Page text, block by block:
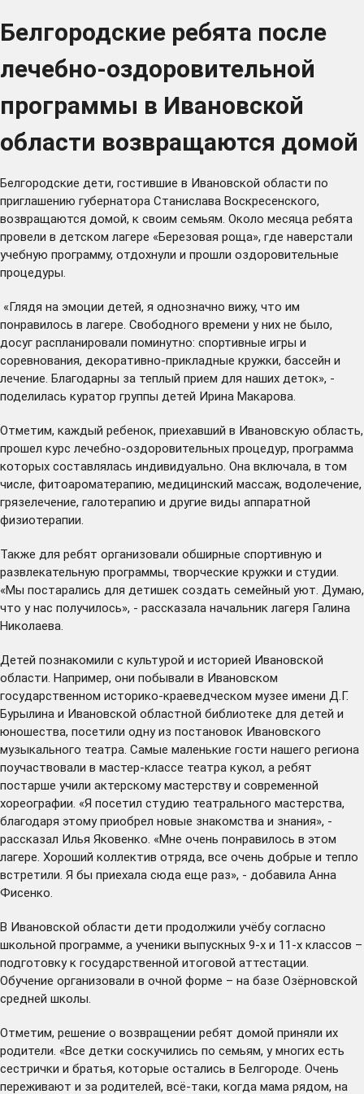
Белгородские ребята после
лечебно-оздоровительной
программы в Ивановской
области возвращаются домой
Белгородские дети, гостившие в Ивановской области по
приглашению губернатора Станислава Воскресенского,
возвращаются домой, к своим семьям. Около месяца ребята
провели в детском лагере «Березовая роща», где наверстали
учебную программу, отдохнули и прошли оздоровительные
процедуры.
«Глядя на эмоции детей, я однозначно вижу, что им
понравилось в лагере. Свободного времени у них не было,
досуг распланировали поминутно: спортивные игры и
соревнования, декоративно-прикладные кружки, бассейн и
лечение. Благодарны за теплый прием для наших деток», -
поделилась куратор группы детей Ирина Макарова.
Отметим, каждый ребенок, приехавший в Ивановскую область,
прошел курс лечебно-оздоровительных процедур, программа
которых составлялась индивидуально. Она включала, в том
числе, фитоароматерапию, медицинский массаж, водолечение,
грязелечение, галотерапию и другие виды аппаратной
физиотерапии.
Также для ребят организовали обширные спортивную и
развлекательную программы, творческие кружки и студии.
«Мы постарались для детишек создать семейный уют. Думаю,
что у нас получилось», - рассказала начальник лагеря Галина
Николаева.
Детей познакомили с культурой и историей Ивановской
области. Например, они побывали в Ивановском
государственном историко-краеведческом музее имени Д.Г.
Бурылина и Ивановской областной библиотеке для детей и
юношества, посетили одну из постановок Ивановского
музыкального театра. Самые маленькие гости нашего региона
поучаствовали в мастер-классе театра кукол, а ребят
постарше учили актерскому мастерству и современной
хореографии. «Я посетил студию театрального мастерства,
благодаря этому приобрел новые знакомства и знания», -
рассказал Илья Яковенко. «Мне очень понравилось в этом
лагере. Хороший коллектив отряда, все очень добрые и тепло
встретили. Я бы приехала сюда еще раз», - добавила Анна
Фисенко.
В Ивановской области дети продолжили учёбу согласно
школьной программе, а ученики выпускных 9-х и 11-х классов –
подготовку к государственной итоговой аттестации.
Обучение организовали в очной форме – на базе Озёрновской
средней школы.
Отметим, решение о возвращении ребят домой приняли их
родители. «Все детки соскучились по семьям, у многих есть
сестрички и братья, которые остались в Белгороде. Очень
переживают и за родителей, всё-таки, когда мама рядом, на